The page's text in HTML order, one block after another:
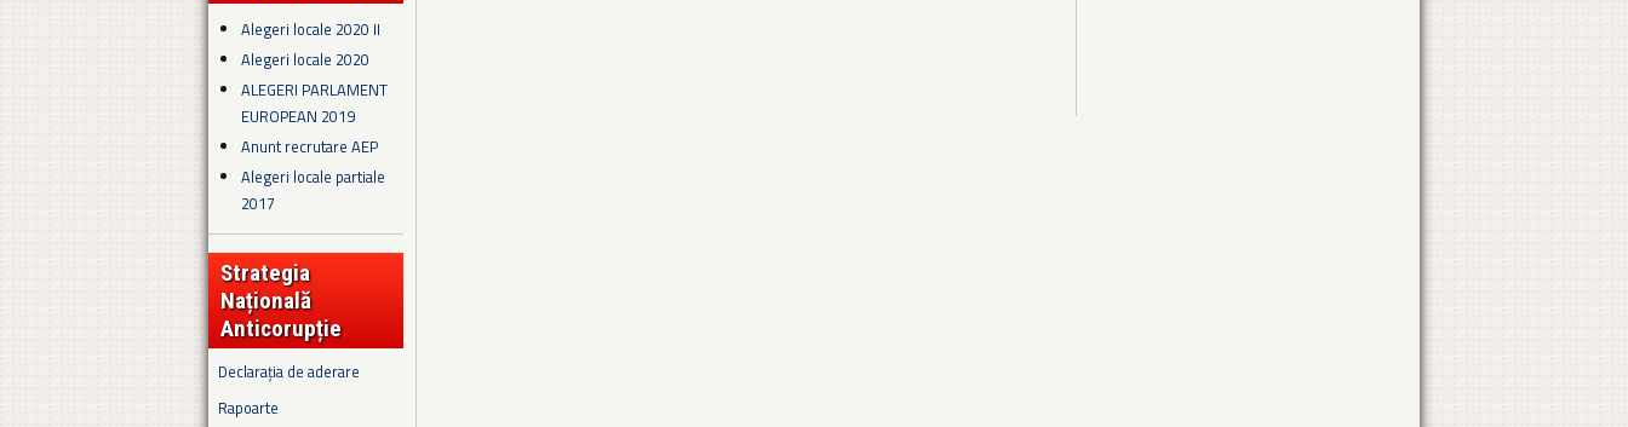
Alegeri locale 2020 II
Alegeri locale 2020
ALEGERI PARLAMENT
EUROPEAN 2019
Anunt recrutare AEP
Alegeri locale partiale
2017
Strategia
Națională
Anticorupție
Declarația de aderare
Rapoarte